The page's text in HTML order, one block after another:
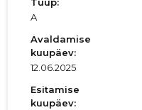
Tüüp:
A
Avaldamise
kuupäev:
12.06.2025
Esitamise
kuupäev: